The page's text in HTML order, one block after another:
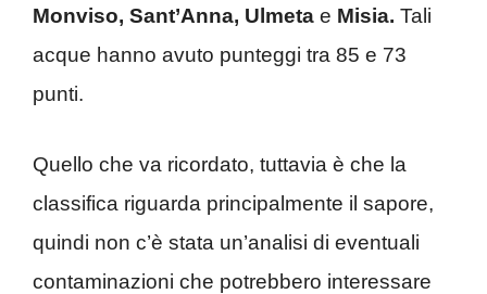
Monviso, Sant’Anna, Ulmeta e Misia. Tali
acque hanno avuto punteggi tra 85 e 73
punti.
Quello che va ricordato, tuttavia è che la
classifica riguarda principalmente il sapore,
quindi non c’è stata un’analisi di eventuali
contaminazioni che potrebbero interessare